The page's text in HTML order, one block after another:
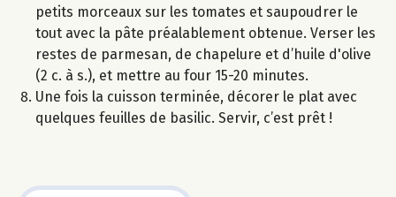
petits morceaux sur les tomates et saupoudrer le
tout avec la pâte préalablement obtenue. Verser les
restes de parmesan, de chapelure et d’huile d'olive
(2 c. à s.), et mettre au four 15-20 minutes.
Une fois la cuisson terminée, décorer le plat avec
quelques feuilles de basilic. Servir, c’est prêt !